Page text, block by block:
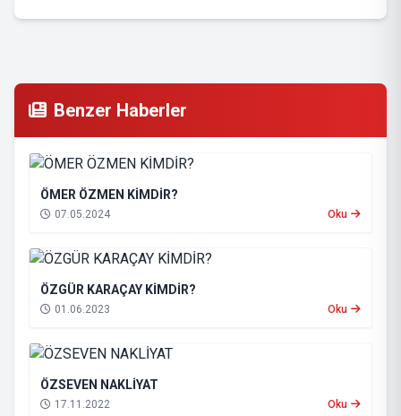
Benzer Haberler
ÖMER ÖZMEN KİMDİR?
07.05.2024 Oku
ÖZGÜR KARAÇAY KİMDİR?
01.06.2023 Oku
ÖZSEVEN NAKLİYAT
17.11.2022 Oku